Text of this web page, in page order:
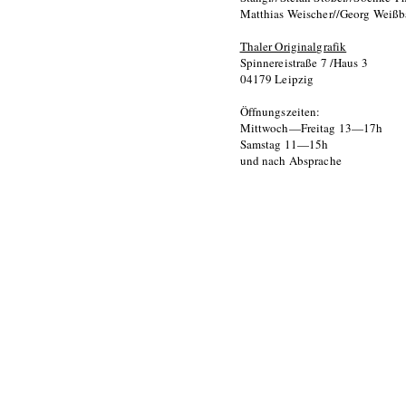
Matthias Weischer//Georg
Thaler Originalgrafik
Spinnereistraße 7 /Haus 3
04179 Leipzig
Öffnungszeiten:
Mittwoch—Freitag 13—17h
Samstag 11—15h
und nach Absprache